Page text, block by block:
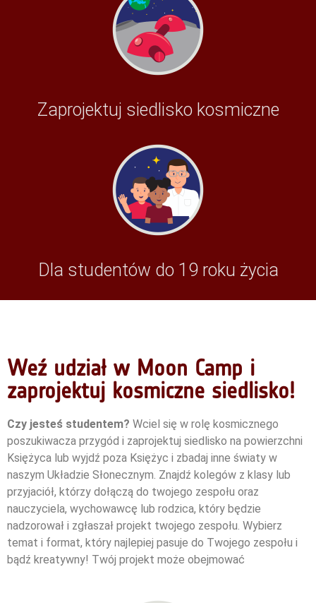
Zaprojektuj siedlisko kosmiczne
Dla studentów do 19 roku życia
Weź udział w Moon Camp i
zaprojektuj kosmiczne siedlisko!
Czy jesteś studentem? Wciel się w rolę kosmicznego
poszukiwacza przygód i zaprojektuj siedlisko na powierzchni
Księżyca lub wyjdź poza Księżyc i zbadaj inne światy w
naszym Układzie Słonecznym. Znajdź kolegów z klasy lub
przyjaciół, którzy dołączą do twojego zespołu oraz
nauczyciela, wychowawcę lub rodzica, który będzie
nadzorował i zgłaszał projekt twojego zespołu. Wybierz
temat i format, który najlepiej pasuje do Twojego zespołu i
bądź kreatywny! Twój projekt może obejmować